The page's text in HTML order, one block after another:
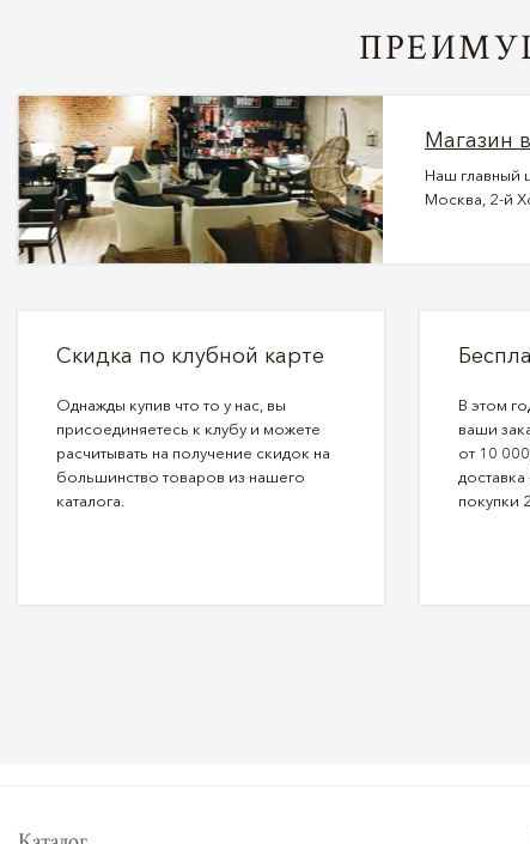
Магазин
Наш главный
Москва, 2-й
Скидка по клубной карте
Однажды купив что то у нас, вы
присоединяетесь к клубу и можете
расчитывать на получение скидок на
большинство товаров из нашего
каталога.
В этом
ваши
от 10
покупки